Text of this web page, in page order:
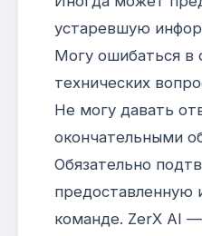
устаревшую
Могу ошибаться в
технических
Не могу давать
окончательными
Обязательно
команде. ZerX AI